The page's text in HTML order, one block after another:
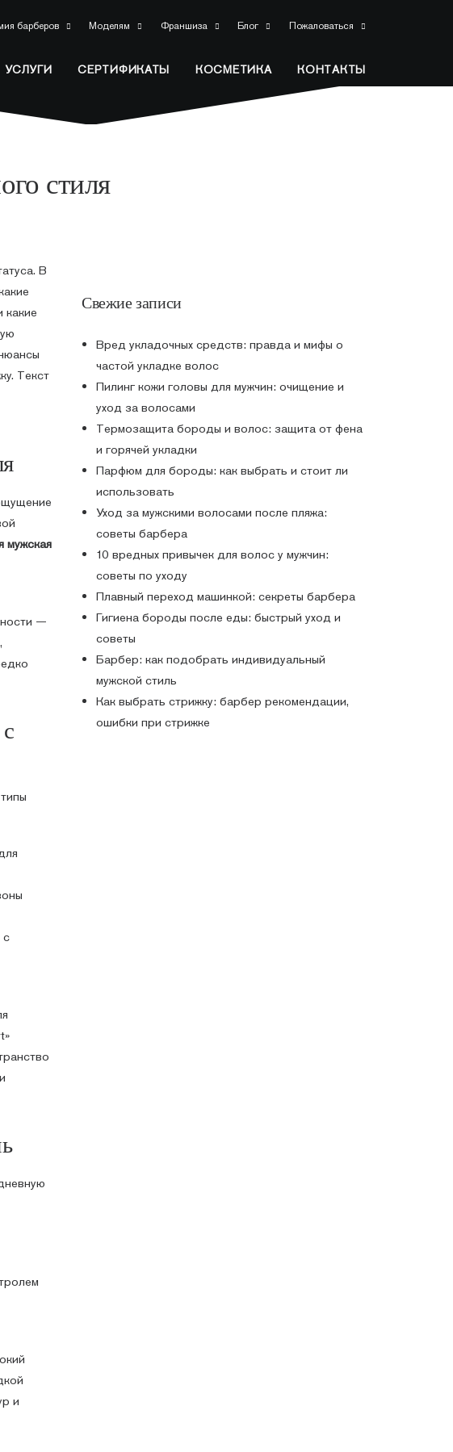
барберов Моделям Франшиза Блог Пожаловаться
УСЛУГИ СЕРТИФИКАТЫ КОСМЕТИКА КОНТАКТЫ
стиля
В
какие
Текст
мужская
—
с
и
Свежие записи
Вред укладочных средств: правда и мифы о
частой укладке волос
Пилинг кожи головы для мужчин: очищение и
уход за волосами
Термозащита бороды и волос: защита от фена
и горячей укладки
Парфюм для бороды: как выбрать и стоит ли
использовать
Уход за мужскими волосами после пляжа:
советы барбера
10 вредных привычек для волос у мужчин:
советы по уходу
Плавный переход машинкой: секреты барбера
Гигиена бороды после еды: быстрый уход и
советы
Барбер: как подобрать индивидуальный
мужской стиль
Как выбрать стрижку: барбер рекомендации,
ошибки при стрижке